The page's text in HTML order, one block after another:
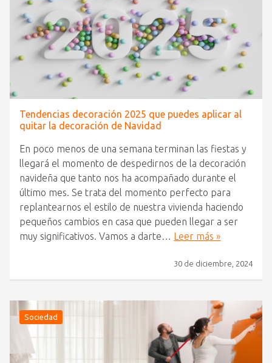
Tendencias decoración 2025 que puedes aplicar al
quitar la decoración de Navidad
En poco menos de una semana terminan las fiestas y
llegará el momento de despedirnos de la decoración
navideña que tanto nos ha acompañado durante el
último mes. Se trata del momento perfecto para
replantearnos el estilo de nuestra vivienda haciendo
pequeños cambios en casa que pueden llegar a ser
muy significativos. Vamos a darte… Leer más »
30 de diciembre, 2024
Sociedad